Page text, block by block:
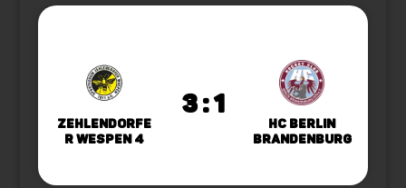
Zehlendorfe
r Wespen 4
3 : 1
HC Berlin
Brandenburg